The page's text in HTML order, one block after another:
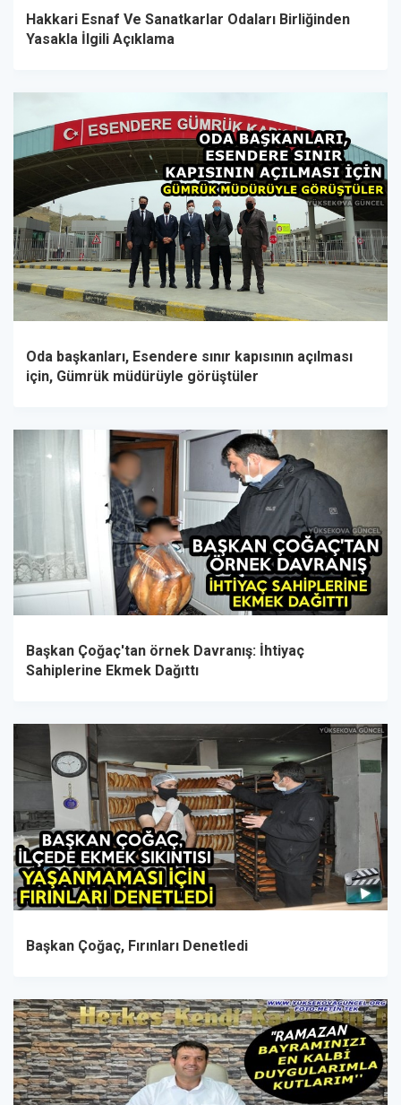
Hakkari Esnaf Ve Sanatkarlar Odaları Birliğinden
Yasakla İlgili Açıklama
Oda başkanları, Esendere sınır kapısının açılması
için, Gümrük müdürüyle görüştüler
Başkan Çoğaç'tan örnek Davranış: İhtiyaç
Sahiplerine Ekmek Dağıttı
Başkan Çoğaç, Fırınları Denetledi